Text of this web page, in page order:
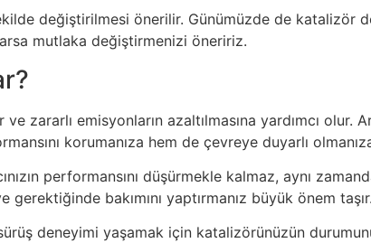
değiştirilmesi önerilir. Günümüzde de katalizör
mutlaka değiştirmenizi öneririz.
zararlı emisyonların azaltılmasına yardımcı olur.
korumanıza hem de çevreye duyarlı
performansını düşürmekle kalmaz, aynı
bakımını yaptırmanız büyük önem taşır.
deneyimi yaşamak için katalizörünüzün